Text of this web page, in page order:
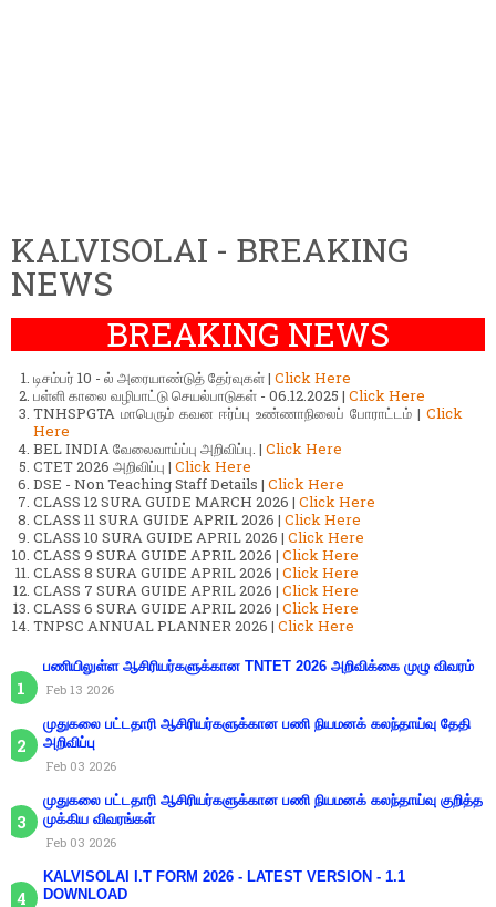
KALVISOLAI - BREAKING
NEWS
BREAKING NEWS
டிசம்பர் 10 - ல் அரையாண்டுத் தேர்வுகள் | Click Here
பள்ளி காலை வழிபாட்டு செயல்பாடுகள் - 06.12.2025 | Click Here
TNHSPGTA மாபெரும் கவன ஈர்ப்பு உண்ணாநிலைப் போராட்டம் | Click
Here
BEL INDIA வேலைவாய்ப்பு அறிவிப்பு. | Click Here
CTET 2026 அறிவிப்பு | Click Here
DSE - Non Teaching Staff Details | Click Here
CLASS 12 SURA GUIDE MARCH 2026 | Click Here
CLASS 11 SURA GUIDE APRIL 2026 | Click Here
CLASS 10 SURA GUIDE APRIL 2026 | Click Here
CLASS 9 SURA GUIDE APRIL 2026 | Click Here
CLASS 8 SURA GUIDE APRIL 2026 | Click Here
CLASS 7 SURA GUIDE APRIL 2026 | Click Here
CLASS 6 SURA GUIDE APRIL 2026 | Click Here
TNPSC ANNUAL PLANNER 2026 | Click Here
பணியிலுள்ள ஆசிரியர்களுக்கான TNTET 2026 அறிவிக்கை முழு விவரம்
Feb 13 2026
முதுகலை பட்டதாரி ஆசிரியர்களுக்கான பணி நியமனக் கலந்தாய்வு தேதி
அறிவிப்பு
Feb 03 2026
முதுகலை பட்டதாரி ஆசிரியர்களுக்கான பணி நியமனக் கலந்தாய்வு குறித்த
முக்கிய விவரங்கள்
Feb 03 2026
KALVISOLAI I.T FORM 2026 - LATEST VERSION - 1.1
DOWNLOAD